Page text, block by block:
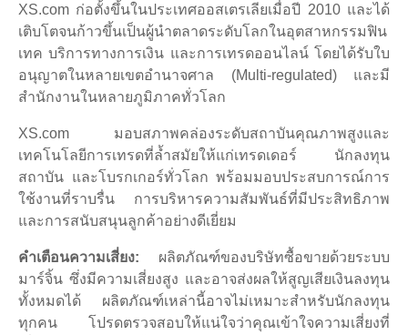
XS.com ก่อตั้งขึ้นในประเทศออสเตรเลียเมื่อปี 2010 และได้
เติบโตจนก้าวขึ้นเป็นผู้นำตลาดระดับโลกในอุตสาหกรรมฟิน
เทค บริการทางการเงิน และการเทรดออนไลน์ โดยได้รับใบ
อนุญาตในหลายเขตอำนาจศาล (Multi-regulated) และมี
สำนักงานในหลายภูมิภาคทั่วโลก
XS.com มอบสภาพคล่องระดับสถาบันคุณภาพสูงและ
เทคโนโลยีการเทรดที่ล้ำสมัยให้แก่เทรดเดอร์ นักลงทุน
สถาบัน และโบรกเกอร์ทั่วโลก พร้อมมอบประสบการณ์การ
ใช้งานที่ราบรื่น การบริหารความสัมพันธ์ที่มีประสิทธิภาพ
และการสนับสนุนลูกค้าอย่างดีเยี่ยม
คำเตือนความเสี่ยง: ผลิตภัณฑ์ของบริษัทซื้อขายด้วยระบบ
มาร์จิ้น ซึ่งมีความเสี่ยงสูง และอาจส่งผลให้สูญเสียเงินลงทุน
ทั้งหมดได้ ผลิตภัณฑ์เหล่านี้อาจไม่เหมาะสำหรับนักลงทุน
ทุกคน โปรดตรวจสอบให้แน่ใจว่าคุณเข้าใจความเสี่ยงที่